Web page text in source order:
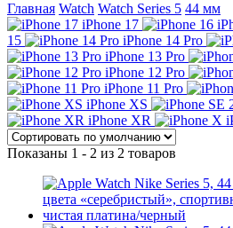
Главная Watch Watch Series 5 44 мм
iPhone 17
15
iPhone 14 Pro
iPhone 13 Pro
iPhone 12 Pro
iPhone 11 Pro
iPhone XS
iPhone XR
Показаны 1 - 2 из 2 товаров